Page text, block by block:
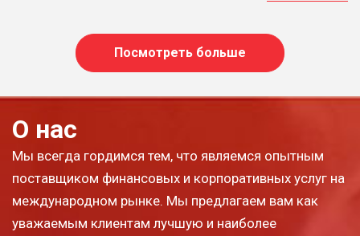
Посмотреть больше
О нас
Мы всегда гордимся тем, что являемся опытным
поставщиком финансовых и корпоративных услуг на
международном рынке. Мы предлагаем вам как
уважаемым клиентам лучшую и наиболее